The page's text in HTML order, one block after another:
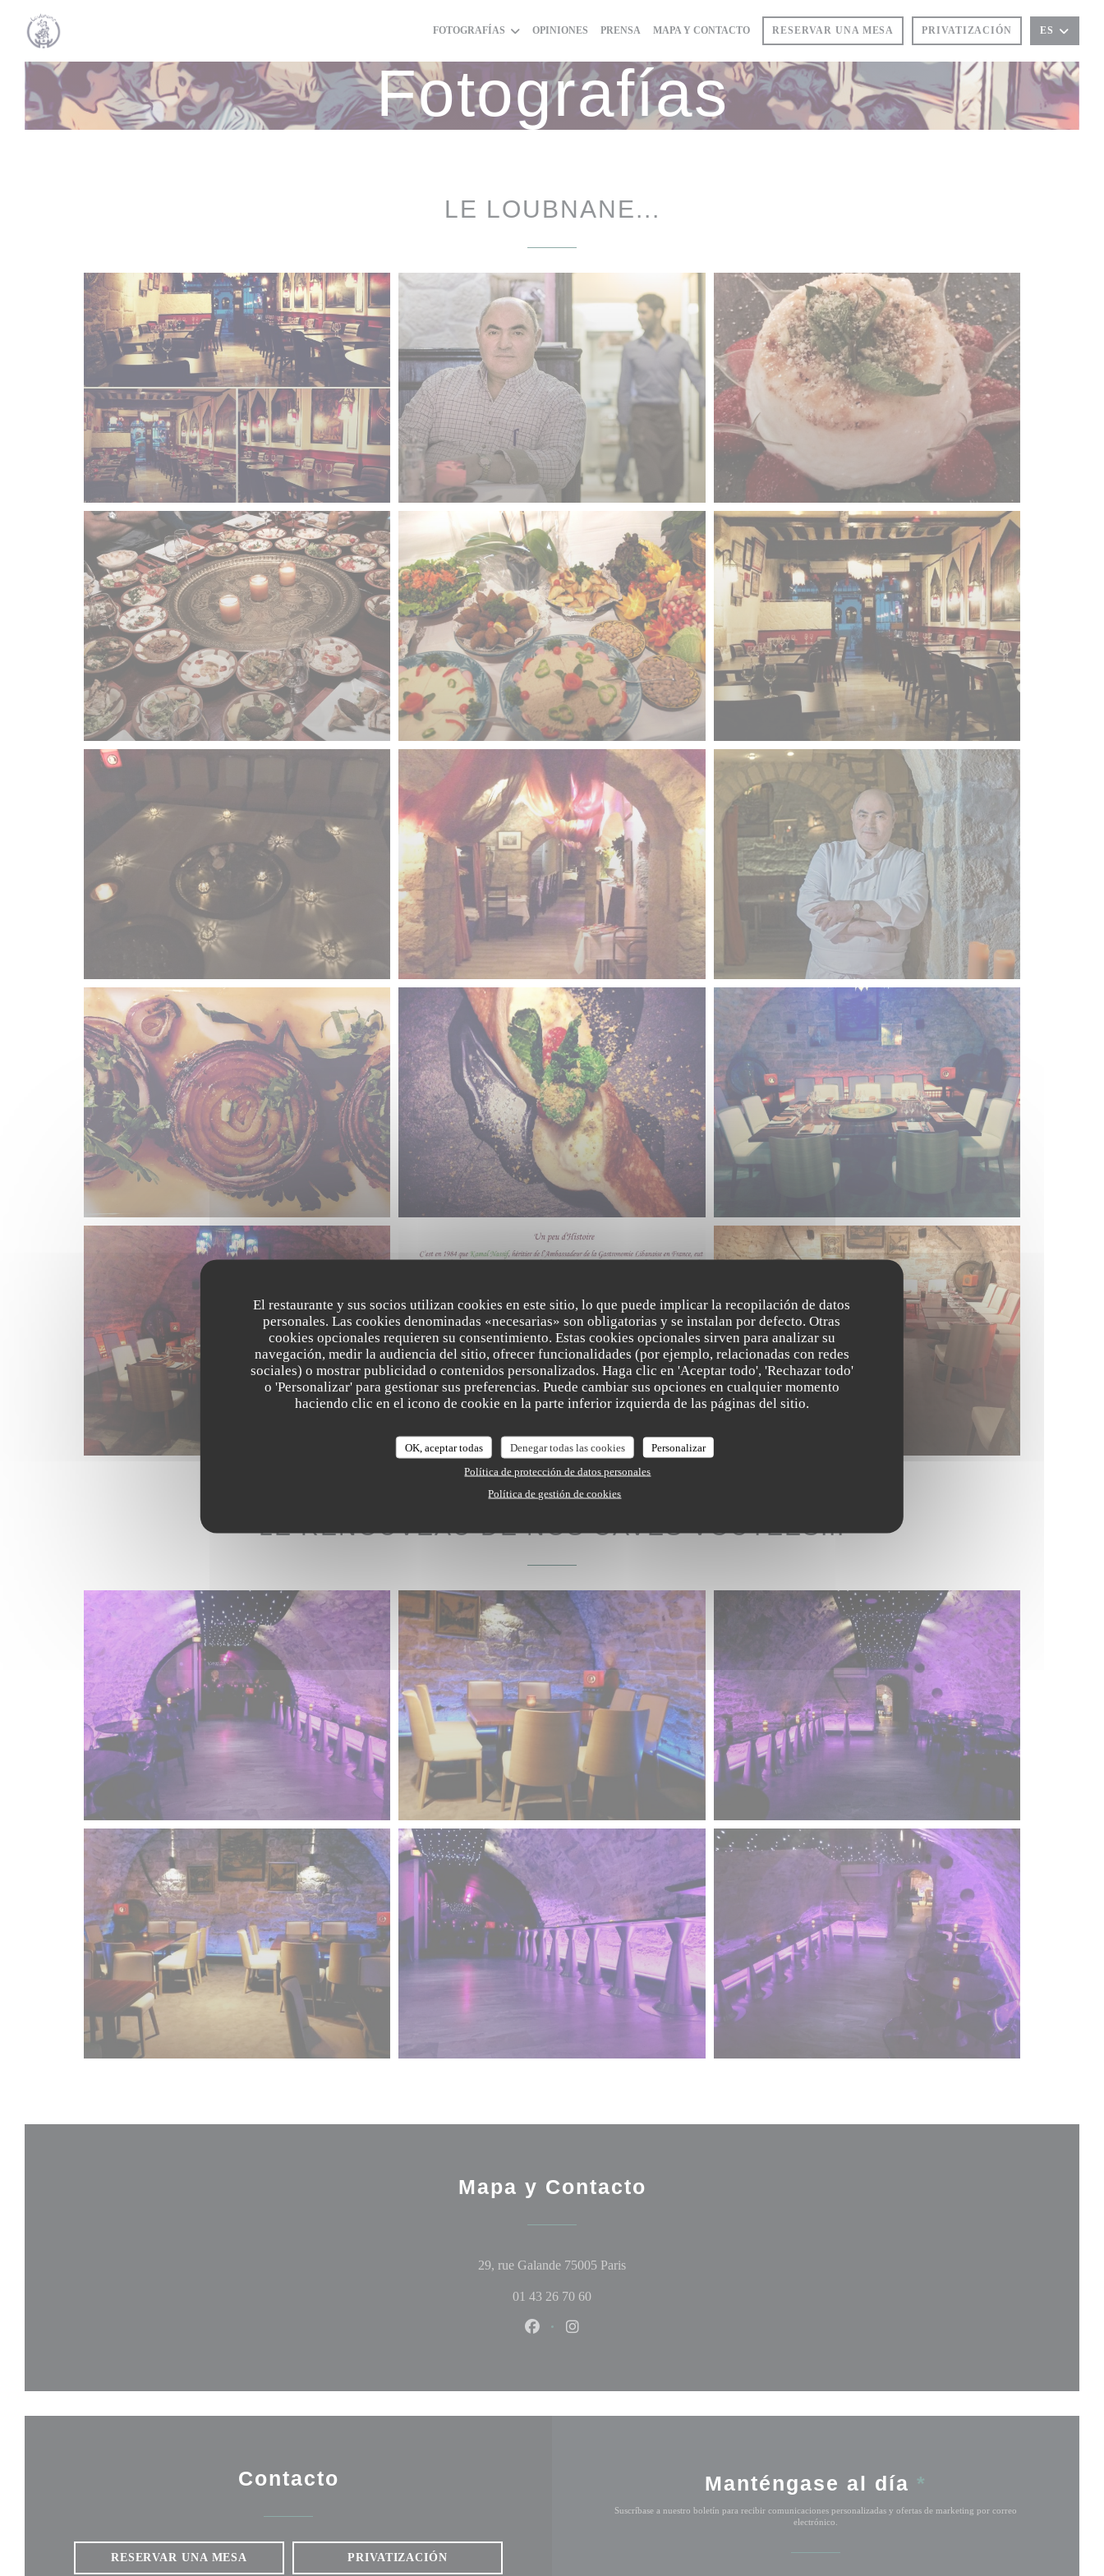
Personalización de sus opciones de cookies
El restaurante y sus socios utilizan cookies en este sitio, lo que puede implicar la recopilación de datos
personales. Las cookies denominadas «necesarias» son obligatorias y se instalan por defecto. Otras
cookies opcionales requieren su consentimiento. Estas cookies opcionales sirven para analizar su
navegación, medir la audiencia del sitio, ofrecer funcionalidades (por ejemplo, relacionadas con redes
sociales) o mostrar publicidad o contenidos personalizados. Haga clic en 'Aceptar todo', 'Rechazar todo'
o 'Personalizar' para gestionar sus preferencias. Puede cambiar sus opciones en cualquier momento
haciendo clic en el icono de cookie en la parte inferior izquierda de las páginas del sitio.
OK, aceptar todas Denegar todas las cookies
Personalizar
Política de protección de datos personales
Política de gestión de cookies
FOTOGRAFÍAS OPINIONES PRENSA MAPA Y CONTACTO RESERVAR UNA MESA PRIVATIZACIÓN ES
Fotografías
LE LOUBNANE...
LE RENOUVEAU DE NOS CAVES VOÛTÉES...
Mapa y Contacto
29, rue Galande 75005 Paris((abre en una nueva ventana))
01 43 26 70 60
Facebook ((abre en una nueva ventana))
Contacto
RESERVAR UNA MESA PRIVATIZACIÓN
Manténgase al día *
Suscríbase a nuestro boletín para recibir comunicaciones personalizadas y ofertas de marketing por correo
electrónico.